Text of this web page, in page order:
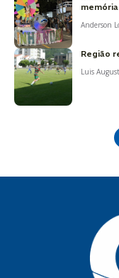
Anderson
Região
Luis